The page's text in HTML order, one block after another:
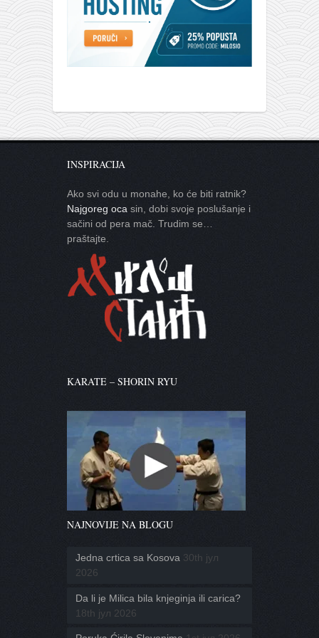
članarina
kontakt
besplatna e-knjiga
termini treninga
moja priča
moja priča
kontakt
INSPIRACIJA
Ako svi odu u monahe, ko će biti ratnik?
Najgoreg oca sin, dobi svoje poslušanje i
sačini od pera mač. Trudim se…
praštajte.
KARATE – SHORIN RYU
NAJNOVIJE NA BLOGU
Jedna crtica sa Kosova 30th јул
2026
Da li je Milica bila knjeginja ili carica?
18th јул 2026